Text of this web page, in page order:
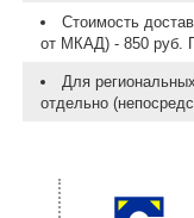
Стоимость
от МКАД) - 850 руб.
Для
отдельно